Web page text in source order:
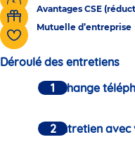
Avantages CSE
Mutuelle d’entreprise
Déroulé des entretiens
Un échange
Un entretien